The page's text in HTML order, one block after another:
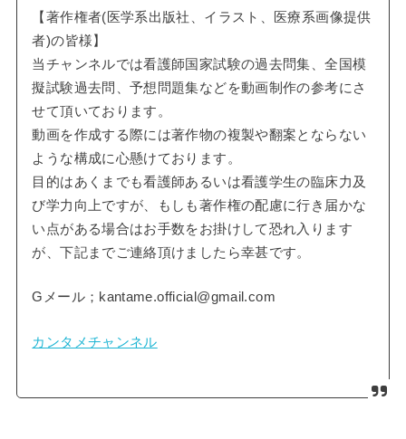
【著作権者(医学系出版社、イラスト、医療系画像提供
者)の皆様】
当チャンネルでは看護師国家試験の過去問集、全国模
擬試験過去問、予想問題集などを動画制作の参考にさ
せて頂いております。
動画を作成する際には著作物の複製や翻案とならない
ような構成に心懸けております。
目的はあくまでも看護師あるいは看護学生の臨床力及
び学力向上ですが、もしも著作権の配慮に行き届かな
い点がある場合はお手数をお掛けして恐れ入ります
が、下記までご連絡頂けましたら幸甚です。
Gメール；kantame.official@gmail.com
カンタメチャンネル